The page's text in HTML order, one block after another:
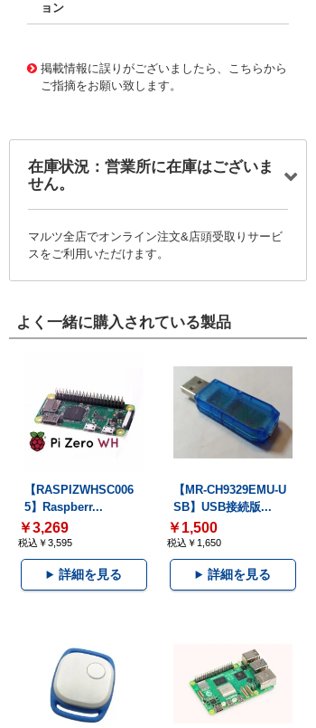
ョン
掲載情報に誤りがございましたら、こちらから
ご指摘をお願い致します。
在庫状況：営業所に在庫はございま
せん。
マルツ全店でオンライン注文&店頭受取りサービ
スをご利用いただけます。
よく一緒に購入されている製品
【RASPIZWHSC006
5】Raspberr...
￥3,269
税込￥3,595
詳細を見る
【MR-CH9329EMU-U
SB】USB接続版...
￥1,500
税込￥1,650
詳細を見る